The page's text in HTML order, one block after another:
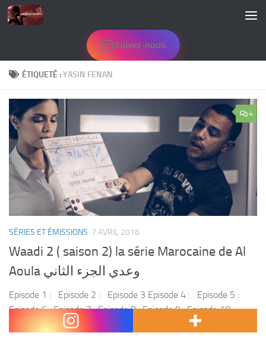
Skip to content
Suivez-nous
ÉTIQUETÉ :YASIN FENAN
4
SÉRIES ET ÉMISSIONS 7 AVRIL 2016
Waadi 2 ( saison 2) la série Marocaine de Al
Aoula وعدي الجزء الثاني
Episode 1 : Episode 2 : Episode 3 Episode 4 : Episode 5 :
Episode 6 : Episode 7 : Episode 8 : Episode 9 : Episode 10 :
Episode 11...